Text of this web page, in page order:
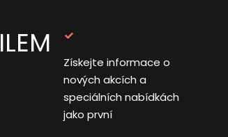
Získejte informace o
nových akcích a
speciálních nabídkách
jako první